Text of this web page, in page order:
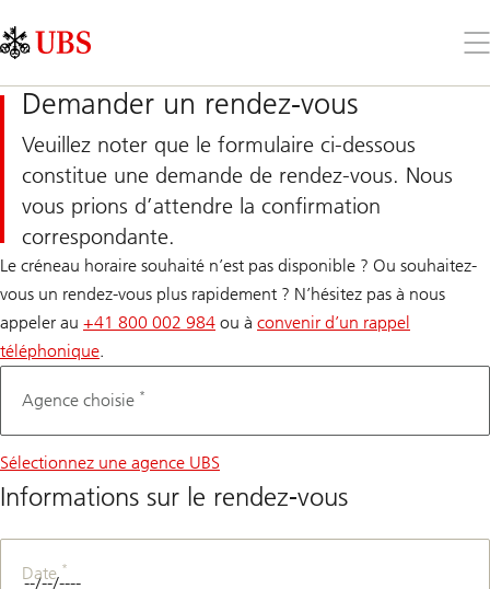
Links
Area
le
Demander un rendez-vous
Veuillez noter que le formulaire ci-dessous
constitue une demande de rendez-vous. Nous
vous prions d’attendre la confirmation
correspondante.
Le créneau horaire souhaité n’est pas disponible ? Ou souhaitez-
vous un rendez-vous plus rapidement ? N’hésitez pas à nous
appeler au +41 800 002 984 ou à convenir d’un rappel
téléphonique.
Agence choisie *
Sélectionnez une agence UBS
Informations sur le rendez-vous
Date *